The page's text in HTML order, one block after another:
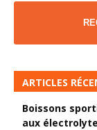
ARTICLES
Boissons
aux